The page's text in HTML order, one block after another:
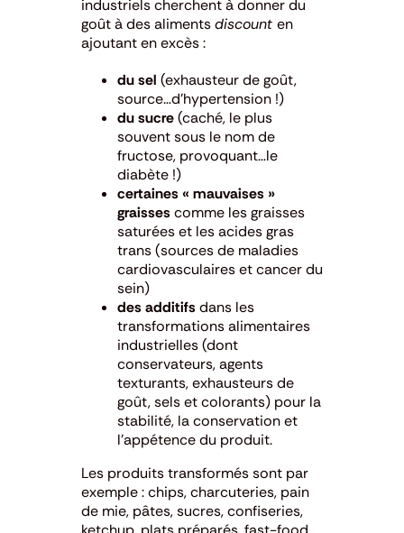
industriels cherchent à donner du
goût à des alimentsdiscount en
ajoutant en excès :
du sel (exhausteur de goût,
source…d’hypertension !)
du sucre(caché, le plus
souvent sous le nom de
fructose, provoquant…le
diabète !)
certaines « mauvaises »
graisses comme les graisses
saturées et les acides gras
trans (sources de maladies
cardiovasculaires et cancer du
sein)
des additifs dans les
transformations alimentaires
industrielles (dont
conservateurs, agents
texturants, exhausteurs de
goût, sels et colorants) pour la
stabilité, la conservation et
l’appétence du produit.
Les produits transformés sont par
exemple : chips, charcuteries, pain
de mie, pâtes, sucres, confiseries,